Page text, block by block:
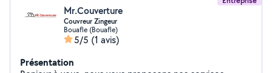
Mr.Couverture
Couvreur Zingeur
Bouafle (Bouafle)
5/5 (1 avis)
Présentation